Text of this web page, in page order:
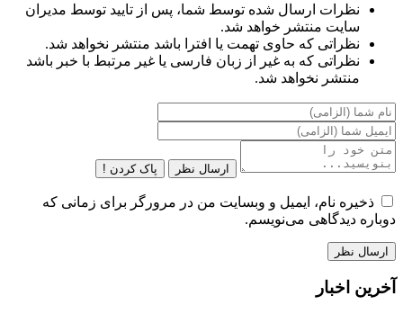
نظرات ارسال شده توسط شما، پس از تایید توسط مدیران
سایت منتشر خواهد شد.
نظراتی که حاوی تهمت یا افترا باشد منتشر نخواهد شد.
نظراتی که به غیر از زبان فارسی یا غیر مرتبط با خبر باشد
منتشر نخواهد شد.
ارسال نظر پاک کردن !
ذخیره نام، ایمیل و وبسایت من در مرورگر برای زمانی که
دوباره دیدگاهی می‌نویسم.
آخرین اخبار